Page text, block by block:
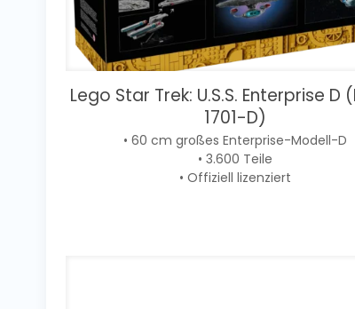
Lego Star Trek: U.S.S. Enterprise D
1701-D)
• 60 cm großes Enterprise-Modell-D
• 3.600 Teile
• Offiziell lizenziert